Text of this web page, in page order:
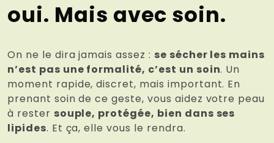
oui. Mais avec soin.
On ne le dira jamais assez : se sécher les mains
n’est pas une formalité, c’est un soin. Un
moment rapide, discret, mais important. En
prenant soin de ce geste, vous aidez votre peau
à rester souple, protégée, bien dans ses
lipides. Et ça, elle vous le rendra.